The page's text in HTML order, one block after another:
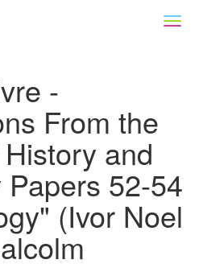
-
From the
and
52-54
(Ivor Noel